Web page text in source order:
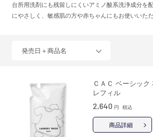
台所用洗剤にも残留しにくいアミノ酸系洗浄成分を
にやさしく、敏感肌の方や赤ちゃんにもお使いいただ
発売日＋商品名
ＣＡＣ ベーシッ
レフィル
2,640 円 税込
商品詳細